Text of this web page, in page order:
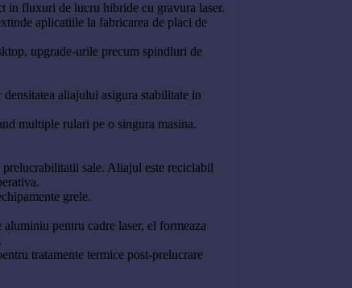
in fluxuri de lucru hibride cu gravura laser.
aplicatiile la fabricarea de placi de
upgrade-urile precum spindluri de
aliajului asigura stabilitate in
multiple rulari pe o singura masina.
sale. Aliajul este reciclabil
grele.
pentru cadre laser, el formeaza
tratamente termice post-prelucrare